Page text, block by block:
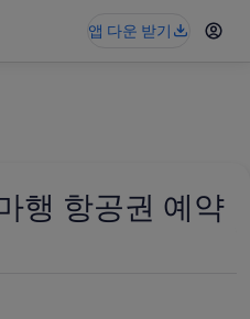
앱 다운 받기
행 항공권 예약